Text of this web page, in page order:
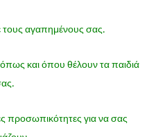
τους αγαπημένους σας.
και όπου θέλουν τα παιδιά
προσωπικότητες για να σας